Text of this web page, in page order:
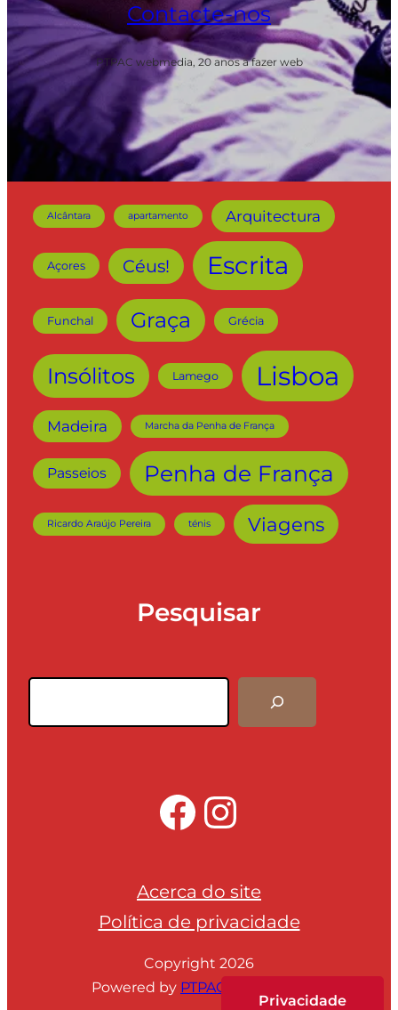
Contacte-nos
PTPAC webmedia, 20 anos a fazer web
Alcântara apartamento Arquitectura
Açores Céus! Escrita
Funchal Graça Grécia
Insólitos Lamego Lisboa
Madeira Marcha da Penha de França
Passeios Penha de França
Ricardo Araújo Pereira ténis Viagens
Pesquisar
Facebook
Acerca do site
Política de privacidade
Copyright 2026
Powered by PTPAC webmedia
Privacidade